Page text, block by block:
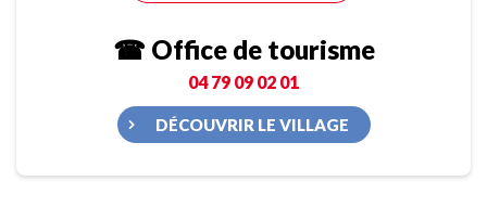
☎ Office de tourisme
04 79 09 02 01
DÉCOUVRIR LE VILLAGE